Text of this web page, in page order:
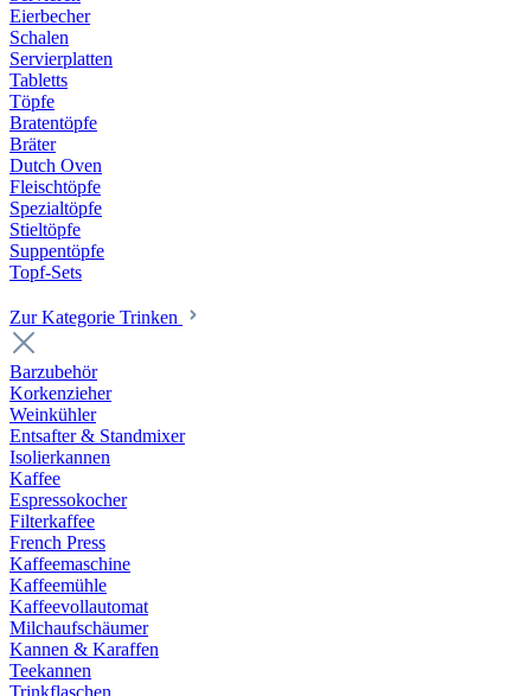
Eierbecher
Schalen
Servierplatten
Tabletts
Töpfe
Bratentöpfe
Bräter
Dutch Oven
Fleischtöpfe
Spezialtöpfe
Stieltöpfe
Suppentöpfe
Topf-Sets
Zur Kategorie Trinken
Barzubehör
Korkenzieher
Weinkühler
Entsafter & Standmixer
Isolierkannen
Kaffee
Espressokocher
Filterkaffee
French Press
Kaffeemaschine
Kaffeemühle
Kaffeevollautomat
Milchaufschäumer
Kannen & Karaffen
Teekannen
Trinkflaschen